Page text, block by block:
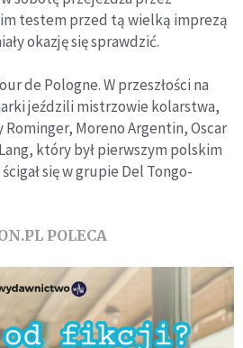
testem przed tą wielką imprezą
okazję się sprawdzić.
de Pologne. W przeszłości na
jeździli mistrzowie kolarstwa,
Rominger, Moreno Argentin, Oscar
który był pierwszym polskim
się w grupie Del Tongo-
POLECA